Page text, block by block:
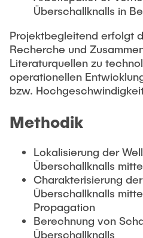
Überschallknalls in
Projektbegleitend erfolgt
Recherche und
Literaturquellen zu
operationellen
bzw.
Methodik
Lokalisierung der
Überschallknalls
Charakterisierung
Überschallknalls
Propagation
Berechnung von
Überschallknalls